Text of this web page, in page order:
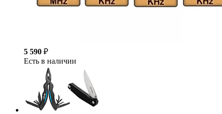
5 590 ₽
Есть в наличии